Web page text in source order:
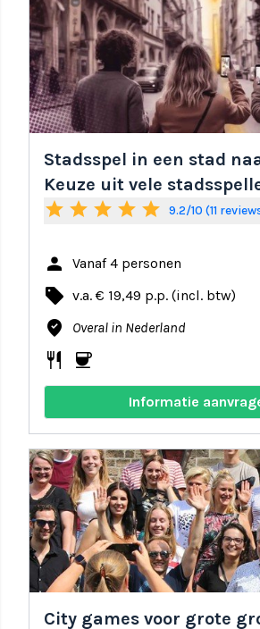
Stadsspel in een stad
Keuze uit vele
star star star star star 9.2/10 (11
person Vanaf 4 personen
local_offer v.a. € 19,49 p.p. (incl. btw)
where_to_vote Overal in Nederland
restaurant coffee
Informatie
City games voor grote